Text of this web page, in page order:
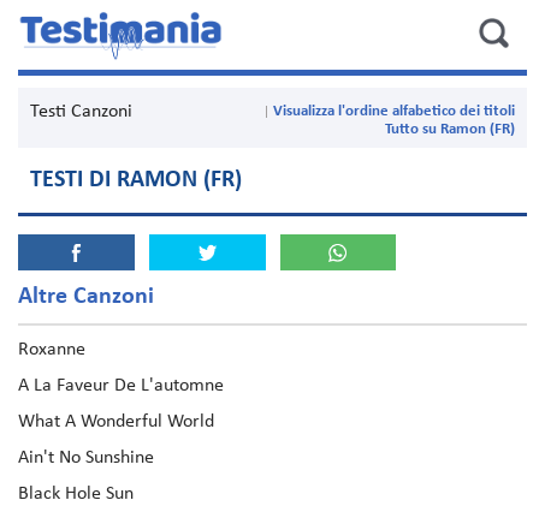
Testi Canzoni
Visualizza l'ordine alfabetico dei titoli
Tutto su Ramon (FR)
TESTI DI RAMON (FR)
Altre Canzoni
Roxanne
A La Faveur De L'automne
What A Wonderful World
Ain't No Sunshine
Black Hole Sun